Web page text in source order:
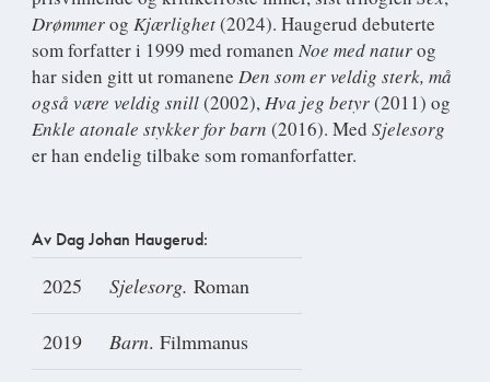
Drømmerog Kjærlighet(2024). Haugerud debuterte
som forfatter i 1999 med romanen Noe med naturog
har siden gitt ut romanene Den som er veldig sterk, må
også være veldig snill(2002),Hva jeg betyr(2011) og
Enkle atonale stykker for barn (2016). Med Sjelesorg
er han endelig tilbake som romanforfatter.
Av Dag Johan Haugerud:
2025 Sjelesorg. Roman
2019 Barn. Filmmanus